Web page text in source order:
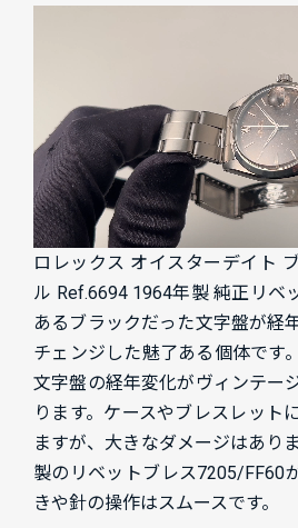
ロレックス オイスターデイト
ル Ref.6694 1964年製 純正リベ
あるブラックだった文字盤が経
チェンジした魅了ある個体です
文字盤の経年変化がヴィンテー
ります。ケースやブレスレット
ますが、大きなダメージはあり
製のリベットブレス7205/FF60
きや針の操作はスムースです。